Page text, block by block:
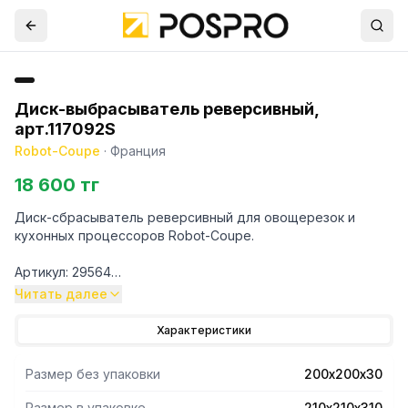
Диск-выбрасыватель реверсивный,
арт.117092S
Robot-Coupe · Франция
18 600 тг
Диск-сбрасыватель реверсивный для овощерезок и
кухонных процессоров Robot-Coupe.
Артикул: 29564
Используется для удаления обработанных овощей и
Диаметр диска 188 мм
Материал: пластик
Читать далее
Характеристики
Размер без упаковки 200х200х30